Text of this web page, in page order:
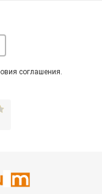
соглашения.